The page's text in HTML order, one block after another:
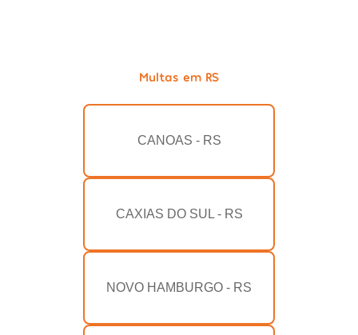
Multas em RS
CANOAS - RS
CAXIAS DO SUL - RS
NOVO HAMBURGO - RS